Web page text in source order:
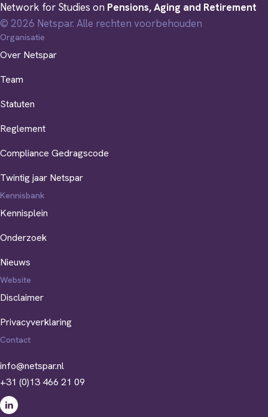
Network for Studies on Pensions, Aging and Retirement
© 2026 Netspar. Alle rechten voorbehouden
Organisatie
Over Netspar
Team
Statuten
Reglement
Compliance Gedragscode
Twintig jaar Netspar
Kennisbank
Kennisplein
Onderzoek
Nieuws
Website
Disclaimer
Privacyverklaring
Contact
info@netspar.nl
+31 (0)13 466 21 09